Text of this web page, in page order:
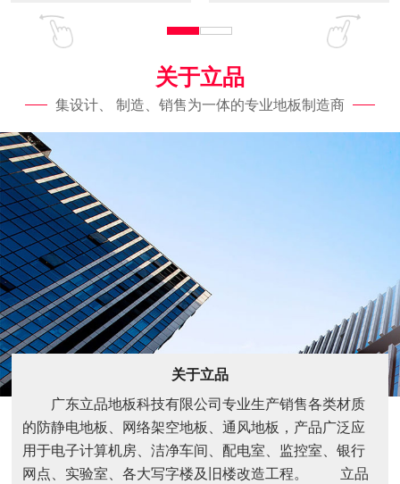
关于立品
集设计、 制造、销售为一体的专业地板制造商
关于立品
广东立品地板科技有限公司专业生产销售各类材质
的防静电地板、网络架空地板、通风地板，产品广泛应
用于电子计算机房、洁净车间、配电室、监控室、银行
网点、实验室、各大写字楼及旧楼改造工程。 立品